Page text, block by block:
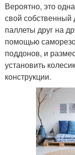
Вероятно, это
свой собственный
паллеты друг на
помощью
поддонов, и
установить
конструкции.